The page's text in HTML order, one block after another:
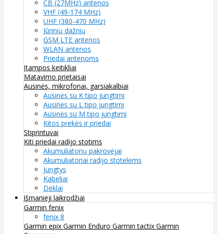
CB (27MHz) antenos
VHF (49-174 MHz)
UHF (380-470 MHz)
Jūrinių dažnių
GSM LTE antenos
WLAN antenos
Priedai antenoms
Įtampos keitikliai
Matavimo prietaisai
Ausinės, mikrofonai, garsiakalbiai
Ausinės su K tipo jungtimi
Ausinės su L tipo jungtimi
Ausinės su M tipo jungtimi
Kitos prekės ir priedai
Stiprintuvai
Kiti priedai radijo stotims
Akumuliatorių pakrovėjai
Akumuliatoriai radijo stotelėms
Jungtys
Kabeliai
Dėklai
Išmanieji laikrodžiai
Garmin fenix
fenix 8
Garmin epix Garmin Enduro Garmin tactix Garmin